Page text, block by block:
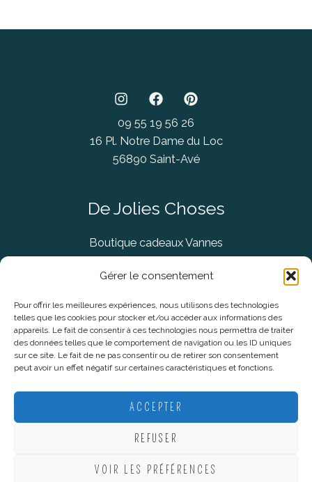
Gérer le consentement
Pour offrir les meilleures expériences, nous utilisons des technologies
telles que les cookies pour stocker et/ou accéder aux informations des
appareils. Le fait de consentir à ces technologies nous permettra de traiter
des données telles que le comportement de navigation ou les ID uniques
sur ce site. Le fait de ne pas consentir ou de retirer son consentement
peut avoir un effet négatif sur certaines caractéristiques et fonctions.
ACCEPTER
REFUSER
VOIR LES PRÉFÉRENCES
09 55 19 56 26
16 Pl. Notre Dame du Loc
56890 Saint-Avé
De Jolies Choses
Boutique cadeaux Vannes
Concept Store Vannes
Informations légales
CGV
Politique De Confidentialité
Plan du site